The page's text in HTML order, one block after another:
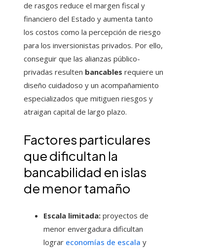
de rasgos reduce el margen fiscal y
financiero del Estado y aumenta tanto
los costos como la percepción de riesgo
para los inversionistas privados. Por ello,
conseguir que las alianzas público-
privadas resulten bancables requiere un
diseño cuidadoso y un acompañamiento
especializados que mitiguen riesgos y
atraigan capital de largo plazo.
Factores particulares
que dificultan la
bancabilidad en islas
de menor tamaño
Escala limitada: proyectos de
menor envergadura dificultan
lograr economías de escala y